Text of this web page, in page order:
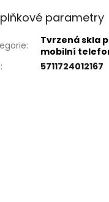
parametry
:
Tvrzená skla
mobilní
: 5711724012167